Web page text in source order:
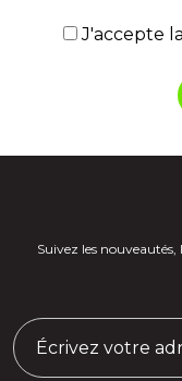
J'accepte la
Suivez les